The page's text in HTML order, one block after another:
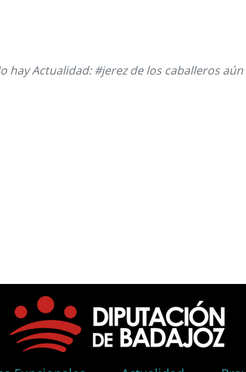
hay Actualidad: #jerez de los caballeros aún